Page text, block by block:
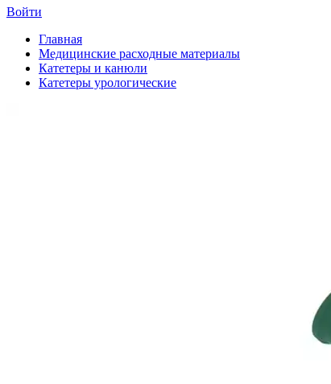
Войти
Главная
Медицинские расходные материалы
Катетеры и канюли
Катетеры урологические